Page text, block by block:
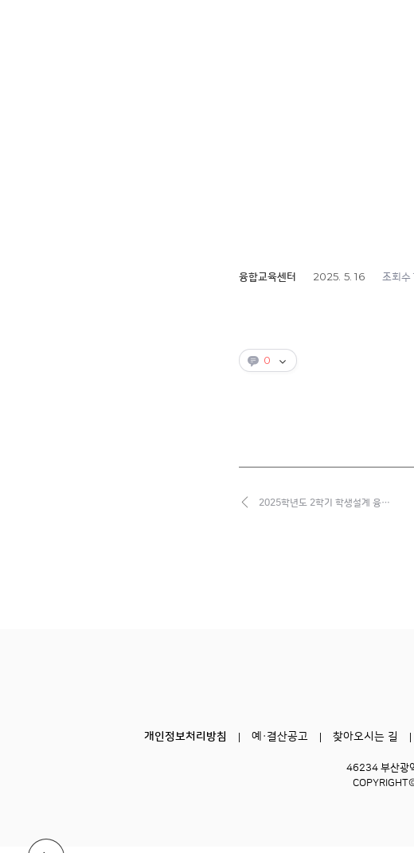
융합교육센터 2025. 5. 16 조회수
0
2025학년도 2학기 학생설계 융…
개인정보처리방침 예·결산공고 찾아오시는 길
46234 부산광